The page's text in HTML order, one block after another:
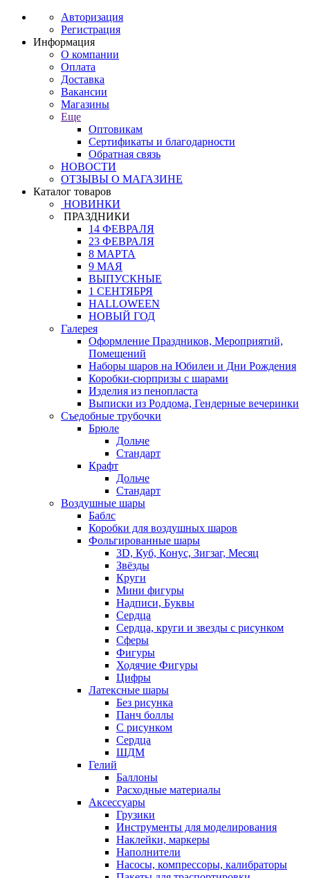
Авторизация
Регистрация
Информация
О компании
Оплата
Доставка
Вакансии
Магазины
Еще
Оптовикам
Сертификаты и благодарности
Обратная связь
НОВОСТИ
ОТЗЫВЫ О МАГАЗИНЕ
Каталог товаров
НОВИНКИ
ПРАЗДНИКИ
14 ФЕВРАЛЯ
23 ФЕВРАЛЯ
8 МАРТА
9 МАЯ
ВЫПУСКНЫЕ
1 СЕНТЯБРЯ
HALLOWEEN
НОВЫЙ ГОД
Галерея
Оформление Праздников, Мероприятий,
Помещений
Наборы шаров на Юбилеи и Дни Рождения
Коробки-сюрпризы с шарами
Изделия из пенопласта
Выписки из Роддома, Гендерные вечеринки
Съедобные трубочки
Брюле
Дольче
Стандарт
Крафт
Дольче
Стандарт
Воздушные шары
Баблс
Коробки для воздушных шаров
Фольгированные шары
3D, Куб, Конус, Зигзаг, Месяц
Звёзды
Круги
Мини фигуры
Надписи, Буквы
Сердца
Сердца, круги и звезды с рисунком
Сферы
Фигуры
Ходячие Фигуры
Цифры
Латексные шары
Без рисунка
Панч боллы
С рисунком
Сердца
ШДМ
Гелий
Баллоны
Расходные материалы
Аксессуары
Грузики
Инструменты для моделирования
Наклейки, маркеры
Наполнители
Насосы, компрессоры, калибраторы